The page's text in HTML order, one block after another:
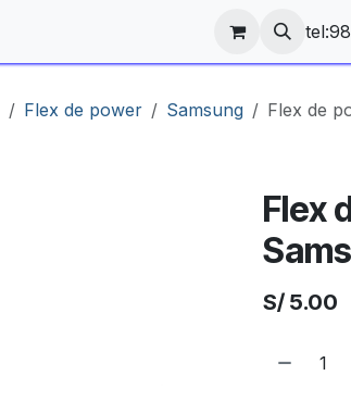
Flex de power Samsung Flex de
Flex
S/ 5.00